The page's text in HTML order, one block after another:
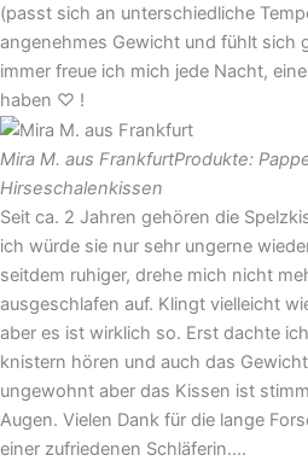
(passt sich an unterschiedliche
angenehmes Gewicht und fühlt sich
immer freue ich mich jede Nacht,
haben ♡ !
Mira M. aus FrankfurtProdukte:
Hirseschalenkissen
Seit ca. 2 Jahren gehören die
ich würde sie nur sehr ungerne
seitdem ruhiger, drehe mich nicht
ausgeschlafen auf. Klingt vielleicht
aber es ist wirklich so. Erst dachte
knistern hören und auch das
ungewohnt aber das Kissen ist
Augen. Vielen Dank für die lange
einer zufriedenen Schläferin....